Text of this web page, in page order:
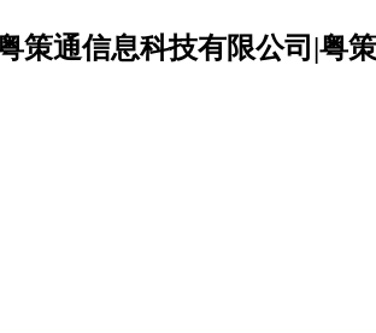
策通信息科技有限公司|粤